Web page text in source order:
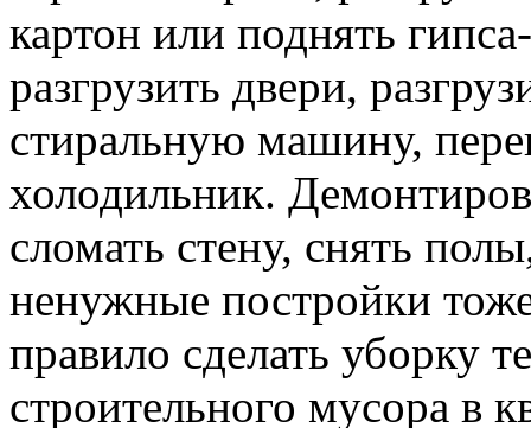
картон или поднять
разгрузить двери,
стиральную машину,
холодильник.
сломать стену, снять
ненужные постройки
правило сделать уборку
строительного мусора в